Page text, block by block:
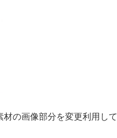
の画像部分を変更利用して